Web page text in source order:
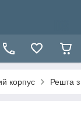
корпус Решта